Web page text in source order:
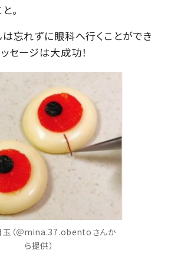
。
忘れずに眼科へ行くことができ
セージは大成功！
玉（＠mina.37.obentoさんか
ら提供）